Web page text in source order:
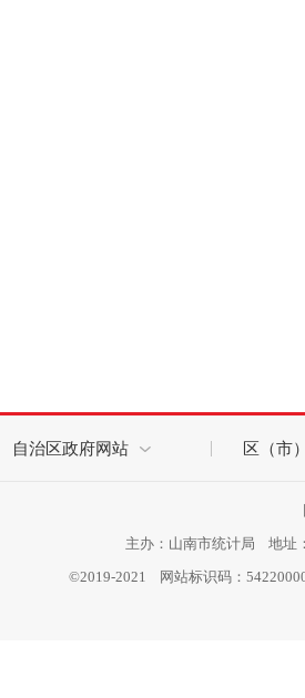
自治区政府网站 区（市
主办：山南市统计局 地址
©2019-2021 网站标识码：